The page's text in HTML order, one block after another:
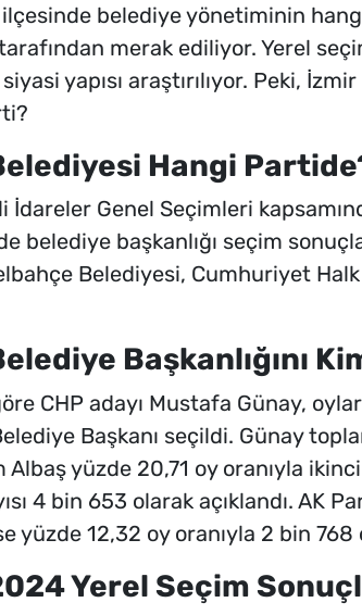
ilçesinde belediye yönetiminin
merak ediliyor. Yerel
yapısı araştırılıyor. Peki,
Hangi
İdareler Genel Seçimleri
belediye başkanlığı seçim
Belediyesi, Cumhuriyet Halk
Başkanlığını
CHP adayı Mustafa Günay,
Başkanı seçildi. Günay
Albaş yüzde 20,71 oy oranıyla ikinci
4 bin 653 olarak açıklandı. AK
yüzde 12,32 oy oranıyla 2 bin 768
Yerel Seçim